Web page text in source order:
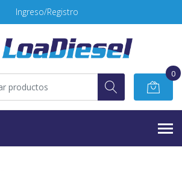
Ingreso/Registro
0